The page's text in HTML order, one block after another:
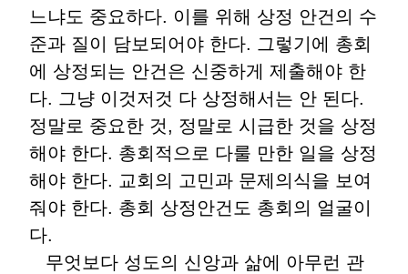
느냐도 중요하다. 이를 위해 상정 안건의 수
준과 질이 담보되어야 한다. 그렇기에 총회
에 상정되는 안건은 신중하게 제출해야 한
다. 그냥 이것저것 다 상정해서는 안 된다.
정말로 중요한 것, 정말로 시급한 것을 상정
해야 한다. 총회적으로 다룰 만한 일을 상정
해야 한다. 교회의 고민과 문제의식을 보여
줘야 한다. 총회 상정안건도 총회의 얼굴이
다.
무엇보다 성도의 신앙과 삶에 아무런 관